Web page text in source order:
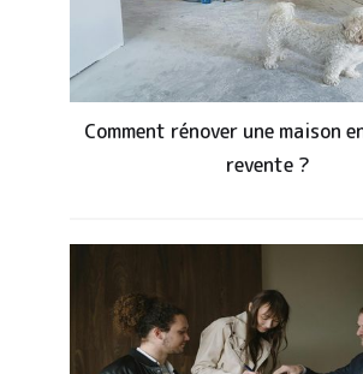
Comment rénover une maison
revente ?